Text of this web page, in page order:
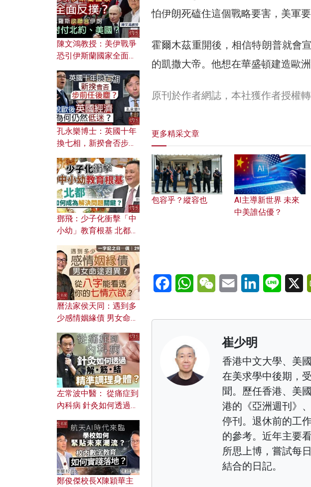
怕伊朗死磕住這個戰略要害，美軍要
霍爾木茲重開後，相信特朗普就會
的凱撒大帝。他想在華盛頓建造歐
原刊於作者網誌，本社獲作者授權轉
更多精采文章
包容乎？縱容也
AI主導新世界 未來
中美誰佔優？
FacebookWhatsAppWeChatEmail LinkedInLine X
崔少明
香港中文大學、美
在美求學中後期，
聞。歷任香港、美
港的《亞洲週刊》
停刊。退休前的工
的參考。近年主要
所思上博，嘗試每
結合的日記。
應用？
陳文鴻教授：美伊戰爭
恐引伊斯蘭國家全面反
對付北約美國？
孔永樂博士：英國十年
換七相，新揆會否步前
濟為何仍然低迷？
鄧飛：少子化衝擊「中
小幼」教育根基 北都如
曆法家侯天同：遇到多
少感情姻緣債 男女命途
的七情六欲？
左常波中醫： 從痛症到
內科病 針灸如何透過解
鄭俊傑校長X陳穎華主